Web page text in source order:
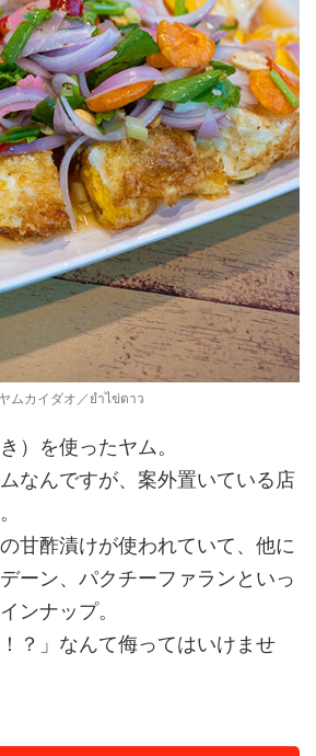
ヤムカイダオ／ยำไข่ดาว
）を使ったヤム。
なんですが、案外置いている店
甘酢漬けが使われていて、他に
ーン、パクチーファランといっ
ンナップ。
？」なんて侮ってはいけませ